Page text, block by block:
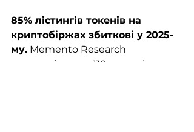
85% лістингів токенів на
криптобіржах збиткові у 2025-
му. Memento Research
проаналізувала 118 запусків